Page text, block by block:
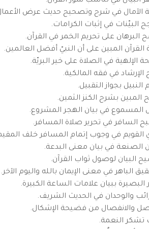
الآمال في شرح وتصحيح حديث عرض
البيّنات في إثبات الكرامات.
البرهان على تحريم الخمر في القرآن.
القرآن المبين على أن النبيّ أفضل العالمين.
الإلهية في الصلاة على خير البريّة.
في فقه المالكية.
النبيل بجواز التقبيل.
المبين بشرح الكنز الثمين.
المسموع في بيان الهجر المشروع.
السافر في تحرير صلاة المسافر.
القويم في وجوب إتمام المسافر خلف
الصنعة في بيان معنى البدعة.
البيان لوصول ثواب القرآن.
الباهر في معنى الإيمان بالله واليوم الآخر.
البصيرة ببيان علامات الساعة الكبيرة.
والوحدان في الحديث الشريف.
والانفصال من فضيحة الإشكال.
تشكر النعمة.